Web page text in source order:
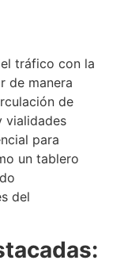
tráfico con la
de manera
de
vialidades
para
un tablero
del